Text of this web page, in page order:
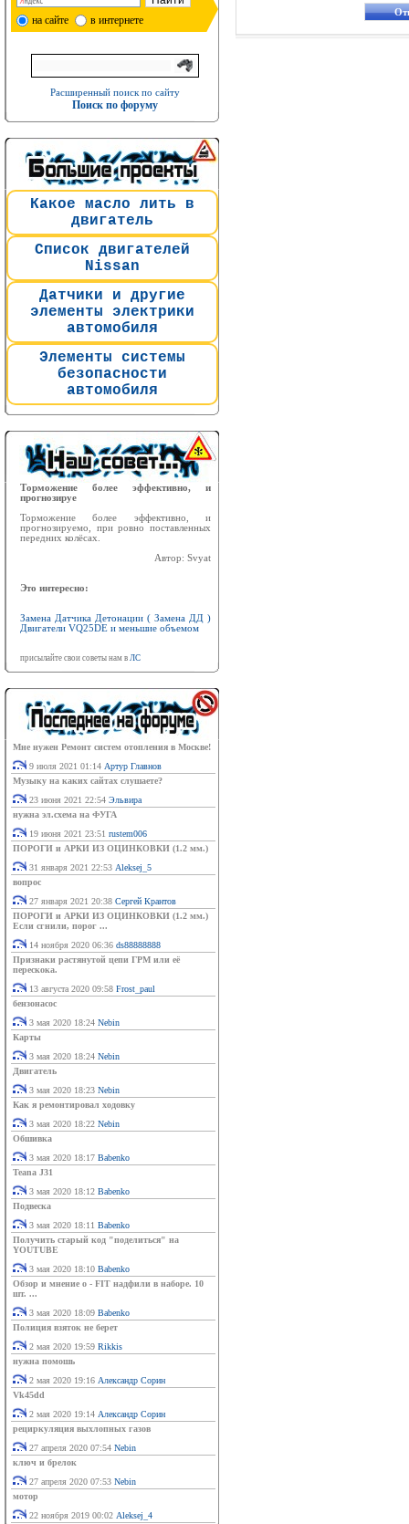
на сайте в интернете
Расширенный поиск по сайту
Поиск по форуму
Какое масло лить в
двигатель
Список двигателей
Nissan
Датчики и другие
элементы электрики
автомобиля
Элементы системы
безопасности
автомобиля
Торможение более эффективно, и
прогнозируе
Торможение более эффективно, и
прогнозируемо, при ровно поставленных
передних колёсах.
Автор: Svyat
Это интересно:
Замена Датчика Детонации ( Замена ДД )
Двигатели VQ25DE и меньшие объемом
присылайте свои советы нам в ЛС
Мне нужен Ремонт систем отопления в Москве!
9 июля 2021 01:14 Артур Главнов
Музыку на каких сайтах слушаете?
23 июня 2021 22:54 Эльвира
нужна эл.схема на ФУГА
19 июня 2021 23:51 rustem006
ПОРОГИ и АРКИ ИЗ ОЦИНКОВКИ (1.2 мм.)
31 января 2021 22:53 Aleksej_5
вопрос
27 января 2021 20:38 Сергей Крантов
ПОРОГИ и АРКИ ИЗ ОЦИНКОВКИ (1.2 мм.)
Если сгнили, порог ...
14 ноября 2020 06:36 ds88888888
Признаки растянутой цепи ГРМ или её
перескока.
13 августа 2020 09:58 Frost_paul
бензонасос
3 мая 2020 18:24 Nebin
Карты
3 мая 2020 18:24 Nebin
Двигатель
3 мая 2020 18:23 Nebin
Как я ремонтировал ходовку
3 мая 2020 18:22 Nebin
Обшивка
3 мая 2020 18:17 Babenko
Teana J31
3 мая 2020 18:12 Babenko
Подвеска
3 мая 2020 18:11 Babenko
Получить старый код "поделиться" на
YOUTUBE
3 мая 2020 18:10 Babenko
Обзор и мнение о - FIT надфили в наборе. 10
шт. ...
3 мая 2020 18:09 Babenko
Полиция взяток не берет
2 мая 2020 19:59 Rikkis
нужна помошь
2 мая 2020 19:16 Александр Сорин
Vk45dd
2 мая 2020 19:14 Александр Сорин
рециркуляция выхлопных газов
27 апреля 2020 07:54 Nebin
ключ и брелок
27 апреля 2020 07:53 Nebin
мотор
22 ноября 2019 00:02 Aleksej_4